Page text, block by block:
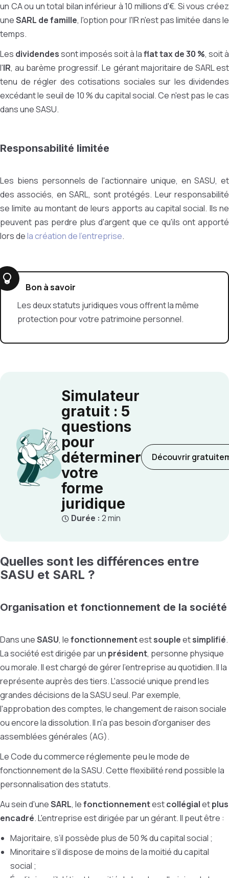
un CA ou un total bilan inférieur à 10 millions d'€. Si vous créez
uneSARL de famille, l'option pour l'IR n'est pas limitée dans le
temps.
Les dividendessont imposés soit à laflat tax de 30 %, soit à
l'IR, au barème progressif. Le gérant majoritaire de SARL est
tenu de régler des cotisations sociales sur les dividendes
excédant le seuil de 10 % du capital social. Ce n'est pas le cas
dans une SASU.
Responsabilité limitée
Les biens personnels de l'actionnaire unique, en SASU, et
des associés, en SARL, sont protégés. Leur responsabilité
se limite au montant de leurs apports au capital social. Ils ne
peuvent pas perdre plus d'argent que ce qu'ils ont apporté
lors dela création de l'entreprise.
Bon à savoir
Les deux statuts juridiques vous offrent la même
protection pour votre patrimoine personnel.
Simulateur
gratuit : 5
questions
pour
déterminer
votre
forme
juridique
Durée : 2 min
Découvrir
Quelles sont les différences entre
SASU et SARL ?
Organisation et fonctionnement de la société
Dans uneSASU, lefonctionnementestsoupleetsimplifié.
La société est dirigée par un président, personne physique
ou morale. Il est chargé de gérer l'entreprise au quotidien. Il la
représente auprès des tiers. L'associé unique prend les
grandes décisions de la SASU seul. Par exemple,
l'approbation des comptes, le changement de raison sociale
ou encore la dissolution. Il n'a pas besoin d'organiser des
assemblées générales (AG).
Le Code du commerce réglemente peu le mode de
fonctionnement de la SASU. Cette flexibilité rend possible la
personnalisation des statuts.
Au sein d'uneSARL, lefonctionnementestcollégialetplus
encadré. L'entreprise est dirigée par un gérant. Il peut être :
Majoritaire, s’il possède plus de 50 % du capital social ;
Minoritaire s’il dispose de moins de la moitié du capital
social ;